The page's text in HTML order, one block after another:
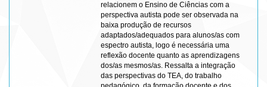
relacionem o Ensino de Ciências com a
perspectiva autista pode ser observada na
baixa produção de recursos
adaptados/adequados para alunos/as com
espectro autista, logo é necessária uma
reflexão docente quanto as aprendizagens
dos/as mesmos/as. Ressalta a integração
das perspectivas do TEA, do trabalho